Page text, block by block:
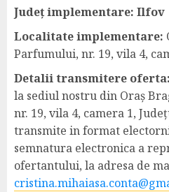
Județ implementare: Ilfov
Localitate implementare:
Parfumului, nr. 19, vila 4,
Detalii transmitere oferta:
la sediul nostru din Oraș
nr. 19, vila 4, camera 1,
transmite in format
semnatura electronica a
ofertantului, la adresa de